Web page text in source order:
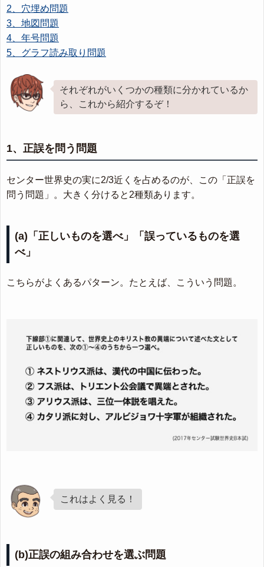
2、穴埋め問題
3、地図問題
4、年号問題
5、グラフ読み取り問題
それぞれがいくつかの種類に分かれているか
ら、これから紹介するぞ！
1、正誤を問う問題
センター世界史の実に2/3近くを占めるのが、この「正誤を
問う問題」。大きく分けると2種類あります。
(a)「正しいものを選べ」「誤っているものを選
べ」
こちらがよくあるパターン。たとえば、こういう問題。
これはよく見る！
(b)正誤の組み合わせを選ぶ問題